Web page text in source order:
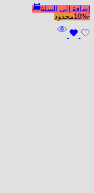
إضافة إلى السلة
-10%
محدود